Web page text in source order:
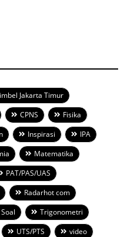
Jakarta Timur
CPNS
Fisika
Inspirasi
IPA
Matematika
PAT/PAS/UAS
Radarhot com
Soal
Trigonometri
UTS/PTS video